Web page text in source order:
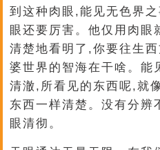
到这种肉眼,能见无色界
眼还要厉害。他仅用肉眼
清楚地看明了,你要往生
婆世界的智海在干啥。能
清澈,所看见的东西呢,就
东西一样清楚。没有分辨
眼清彻。